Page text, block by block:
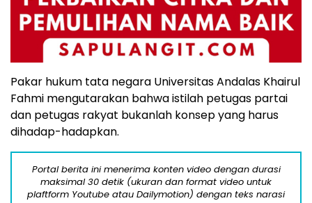
Pakar hukum tata negara Universitas Andalas Khairul
Fahmi mengutarakan bahwa istilah petugas partai
dan petugas rakyat bukanlah konsep yang harus
dihadap-hadapkan.
Portal berita ini menerima konten video dengan durasi
maksimal 30 detik (ukuran dan format video untuk
plaftform Youtube atau Dailymotion) dengan teks narasi